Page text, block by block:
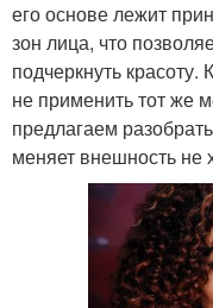
его основе лежит
зон лица, что
подчеркнуть
не применить тот же
предлагаем
меняет внешность не